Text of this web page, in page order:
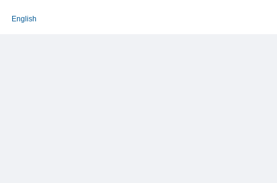
English